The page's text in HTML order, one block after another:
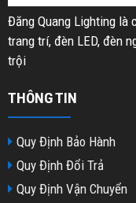
Đăng Quang Lighting là
trang trí, đèn LED, đèn
trội
THÔNG TIN
Quy Định Bảo Hành
Quy Định Đổi Trả
Quy Định Vận Chuyển